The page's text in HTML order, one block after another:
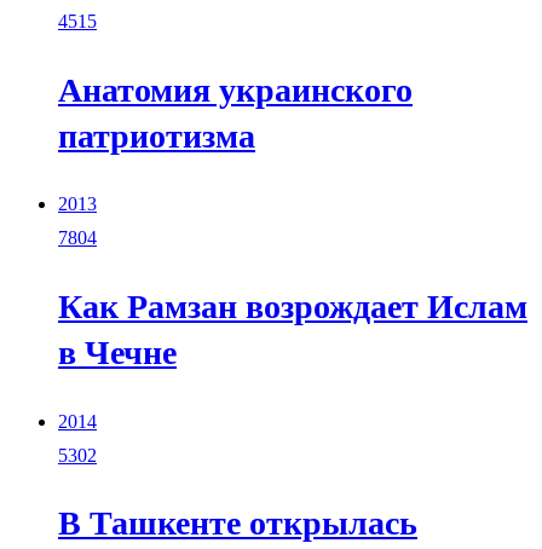
4515
Анатомия украинского
патриотизма
2013
7804
Как Рамзан возрождает Ислам
в Чечне
2014
5302
В Ташкенте открылась